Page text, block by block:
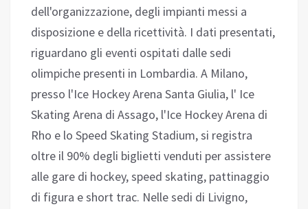
dell'organizzazione, degli impianti messi a
disposizione e della ricettività. I dati presentati,
riguardano gli eventi ospitati dalle sedi
olimpiche presenti in Lombardia. A Milano,
presso l'Ice Hockey Arena Santa Giulia, l' Ice
Skating Arena di Assago, l'Ice Hockey Arena di
Rho e lo Speed Skating Stadium, si registra
oltre il 90% degli biglietti venduti per assistere
alle gare di hockey, speed skating, pattinaggio
di figura e short trac. Nelle sedi di Livigno,